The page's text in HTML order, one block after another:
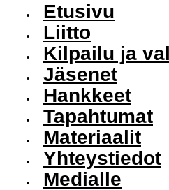
Etusivu
Liitto
Kilpailu ja
Jäsenet
Hankkeet
Tapahtumat
Materiaalit
Yhteystiedot
Medialle